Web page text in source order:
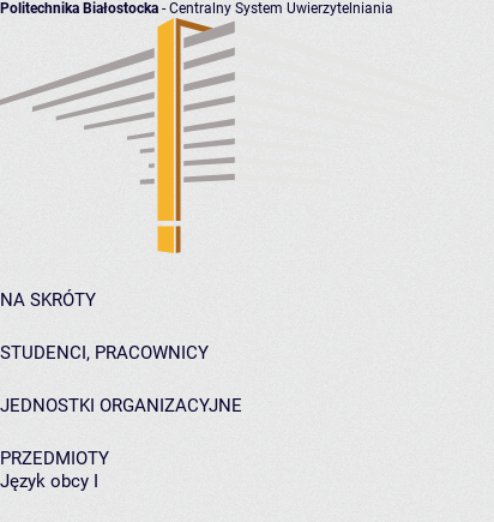
Politechnika Białostocka - Centralny System Uwierzytelniania
NA SKRÓTY
STUDENCI, PRACOWNICY
JEDNOSTKI ORGANIZACYJNE
PRZEDMIOTY
Język obcy I